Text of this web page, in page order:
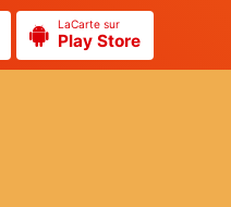
LaCarte sur
Play Store